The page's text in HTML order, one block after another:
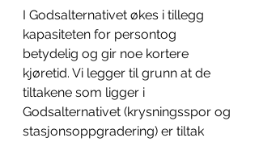
I Godsalternativet økes i tillegg
kapasiteten for persontog
betydelig og gir noe kortere
kjøretid. Vi legger til grunn at de
tiltakene som ligger i
Godsalternativet (krysningsspor og
stasjonsoppgradering) er tiltak